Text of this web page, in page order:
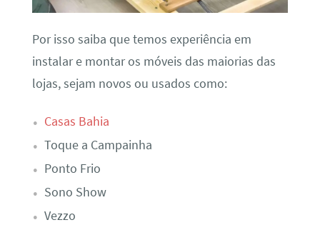
Por isso saiba que temos experiência em
instalar e montar os móveis das maiorias das
lojas, sejam novos ou usados como:
Casas Bahia
Toque a Campainha
Ponto Frio
Sono Show
Vezzo